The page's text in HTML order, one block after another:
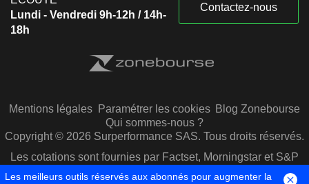
Lundi - Vendredi 9h-12h / 14h-
18h
Contactez-nous
Mentions légales Paramétrer les cookies Blog Zonebourse
Qui sommes-nous ?
Copyright © 2026 Surperformance SAS. Tous droits réservés.
Les cotations sont fournies par Factset, Morningstar et S&P
Capital IQ
Les meilleurs outils réservés aux abonnés pour augmenter la